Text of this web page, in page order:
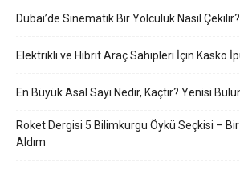
Dubai’de Sinematik Bir Yolculuk Nasıl Çekilir?
Elektrikli ve Hibrit Araç Sahipleri İçin Kasko
En Büyük Asal Sayı Nedir, Kaçtır? Yenisi
Roket Dergisi 5 Bilimkurgu Öykü Seçkisi –
Aldım